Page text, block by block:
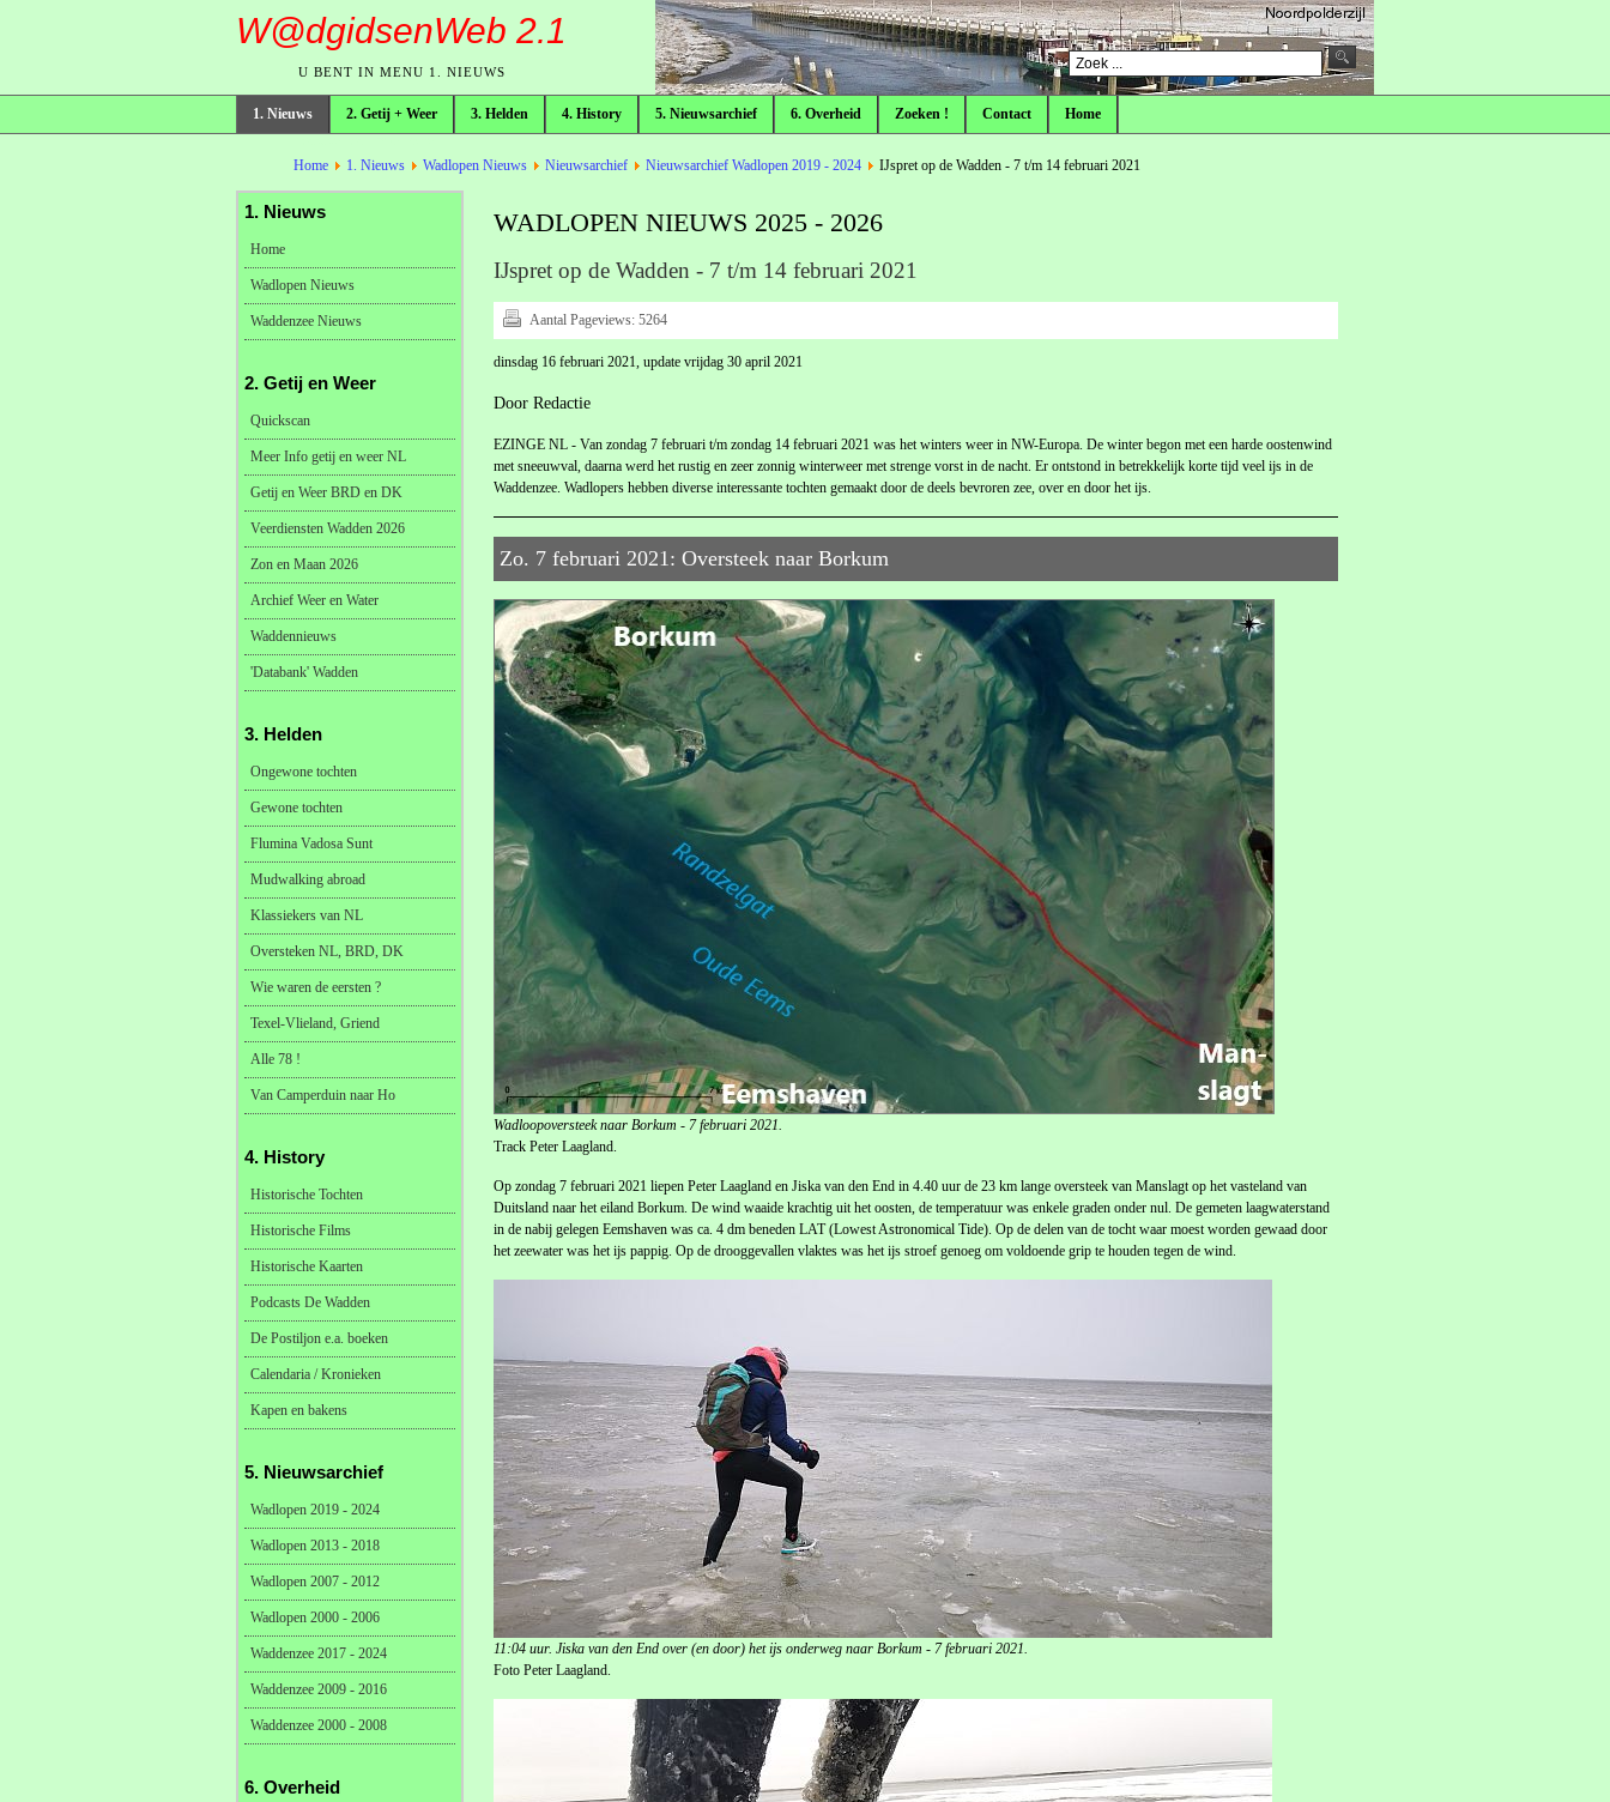
W@dgidsenWeb 2.1
U BENT IN MENU 1. NIEUWS
1. Nieuws 2. Getij + Weer 3. Helden 4. History 5. Nieuwsarchief 6. Overheid Zoeken ! Contact Home
broodkruimelpad
Home 1. Nieuws Wadlopen Nieuws Nieuwsarchief Nieuwsarchief Wadlopen 2019 - 2024 IJspret op de Wadden - 7 t/m 14 februari 2021
WADLOPEN NIEUWS 2025 - 2026
IJspret op de Wadden - 7 t/m 14 februari 2021
Aantal Pageviews: 5264
dinsdag 16 februari 2021, update vrijdag 30 april 2021
Door Redactie
EZINGE NL - Van zondag 7 februari t/m zondag 14 februari 2021 was het winters weer in NW-Europa. De winter begon met een harde oostenwind
met sneeuwval, daarna werd het rustig en zeer zonnig winterweer met strenge vorst in de nacht. Er ontstond in betrekkelijk korte tijd veel ijs in de
Waddenzee. Wadlopers hebben diverse interessante tochten gemaakt door de deels bevroren zee, over en door het ijs.
Zo. 7 februari 2021: Oversteek naar Borkum
Wadloopoversteek naar Borkum - 7 februari 2021.
Track Peter Laagland.
Op zondag 7 februari 2021 liepen Peter Laagland en Jiska van den End in 4.40 uur de 23 km lange oversteek van Manslagt op het vasteland van
Duitsland naar het eiland Borkum. De wind waaide krachtig uit het oosten, de temperatuur was enkele graden onder nul. De gemeten laagwaterstand
in de nabij gelegen Eemshaven was ca. 4 dm beneden LAT (Lowest Astronomical Tide). Op de delen van de tocht waar moest worden gewaad door
het zeewater was het ijs pappig. Op de drooggevallen vlaktes was het ijs stroef genoeg om voldoende grip te houden tegen de wind.
11:04 uur. Jiska van den End over (en door) het ijs onderweg naar Borkum - 7 februari 2021.
Foto Peter Laagland.
1. Nieuws
Home
Wadlopen Nieuws
Waddenzee Nieuws
2. Getij en Weer
Quickscan
Meer Info getij en weer NL
Getij en Weer BRD en DK
Veerdiensten Wadden 2026
Zon en Maan 2026
Archief Weer en Water
Waddennieuws
'Databank' Wadden
3. Helden
Ongewone tochten
Gewone tochten
Flumina Vadosa Sunt
Mudwalking abroad
Klassiekers van NL
Oversteken NL, BRD, DK
Wie waren de eersten ?
Texel-Vlieland, Griend
Alle 78 !
Van Camperduin naar Ho
4. History
Historische Tochten
Historische Films
Historische Kaarten
Podcasts De Wadden
De Postiljon e.a. boeken
Calendaria / Kronieken
Kapen en bakens
5. Nieuwsarchief
Wadlopen 2019 - 2024
Wadlopen 2013 - 2018
Wadlopen 2007 - 2012
Wadlopen 2000 - 2006
Waddenzee 2017 - 2024
Waddenzee 2009 - 2016
Waddenzee 2000 - 2008
6. Overheid